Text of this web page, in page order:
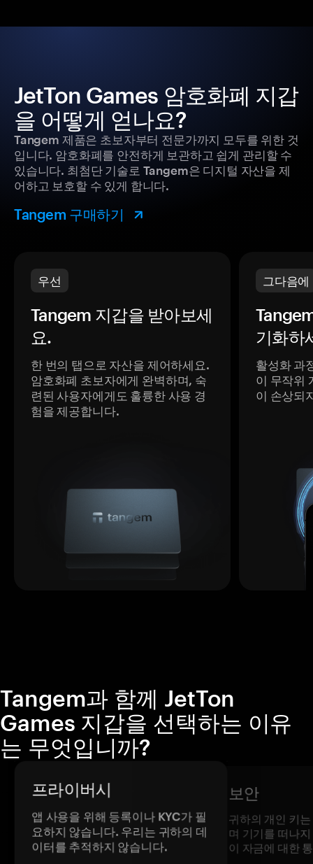
JetTon Games 암호화폐 지갑
을 어떻게 얻나요?
Tangem 제품은 초보자부터 전문가까지 모두를 위한 것
입니다. 암호화폐를 안전하게 보관하고 쉽게 관리할 수
있습니다. 최첨단 기술로 Tangem은 디지털 자산을 제
어하고 보호할 수 있게 합니다.
Tangem 구매하기
우선
Tangem 지갑을 받아보세
요.
한 번의 탭으로 자산을 제어하세요.
암호화폐 초보자에게 완벽하며, 숙
련된 사용자에게도 훌륭한 사용 경
험을 제공합니다.
그다음에
기화하
활성화 과
이 무작위
이 손상되
Tangem과 함께 JetTon
Games 지갑을 선택하는 이유
는 무엇입니까?
프라이버시
앱 사용을 위해 등록이나 KYC가 필
요하지 않습니다. 우리는 귀하의 데
이터를 추적하지 않습니다.
보안
귀하의 개인 키
며 기기를 떠나
이 자금에 대한